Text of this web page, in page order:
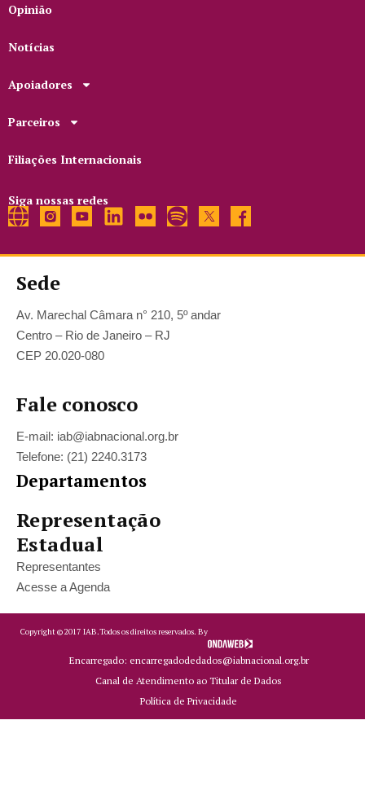
Opinião
Notícias
Apoiadores
Parceiros
Filiações Internacionais
Siga nossas redes
Sede
Av. Marechal Câmara n° 210, 5º andar
Centro – Rio de Janeiro – RJ
CEP 20.020-080
Fale conosco
E-mail: iab@iabnacional.org.br
Telefone: (21) 2240.3173
Departamentos
Representação
Estadual
Representantes
Acesse a Agenda
Copyright ©2017 IAB.Todos os direitos reservados. By
Encarregado: encarregadodedados@iabnacional.org.br
Canal de Atendimento ao Titular de Dados
Política de Privacidade